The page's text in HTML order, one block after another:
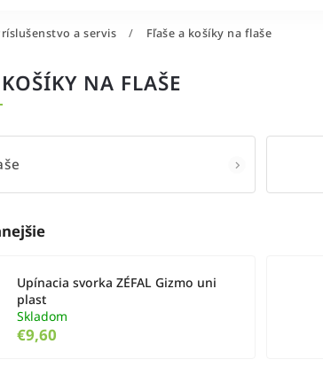
a servis / Fľaše a košíky na flaše
NA FLAŠE
Upínacia svorka ZÉFAL Gizmo uni
plast
Skladom
€9,60